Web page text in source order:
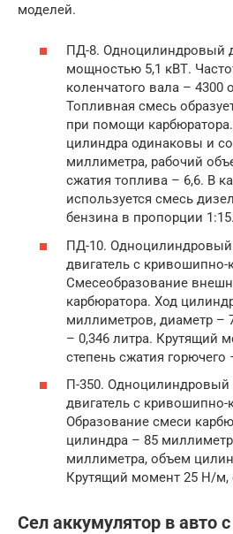
моделей.
ПД-8. Одноцилиндровый
мощностью 5,1 кВТ.
коленчатого вала – 4300
Топливная смесь
при помощи
цилиндра одинаковы и
миллиметра, рабочий
сжатия топлива – 6,6. В
используется смесь
бензина в пропорции 1:15.
ПД-10. Одноцилиндровый
двигатель с
Смесеобразование
карбюратора. Ход
миллиметров, диаметр –
– 0,346 литра. Крутящий
степень сжатия горючего
П-350. Одноцилиндровый
двигатель с
Образование смеси
цилиндра – 85
миллиметра, объем
Крутящий момент 25 Н/м,
Сел аккумулятор в авто